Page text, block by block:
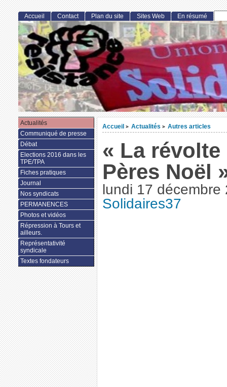
Accueil > Actualités > Autres articles
« La révolte
Pères Noël
lundi 17 décembre
Solidaires37
Accueil Contact Plan du site Sites Web En résumé
Actualités
Communiqué de presse
Débat
Elections 2016 dans les
TPE/TPA
Fiches pratiques
Journal
Nos syndicats
PERMANENCES
Photos et vidéos
Répression à Tours et
ailleurs.
Représentativité
syndicale
Textes fondateurs